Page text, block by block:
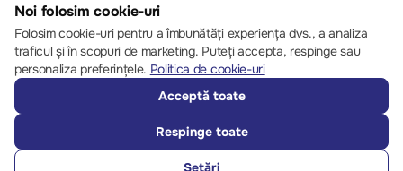
© 2013 – 2026 ECOM
Noi folosim cookie-uri
Folosim cookie-uri pentru a îmbunătăți experiența dvs., a analiza
traficul și în scopuri de marketing. Puteți accepta, respinge sau
personaliza preferințele. Politica de cookie-uri
Acceptă toate
Respinge toate
Setări